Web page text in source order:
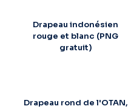
Drapeau indonésien
rouge et blanc (PNG
gratuit)
Drapeau rond de l'OTAN,